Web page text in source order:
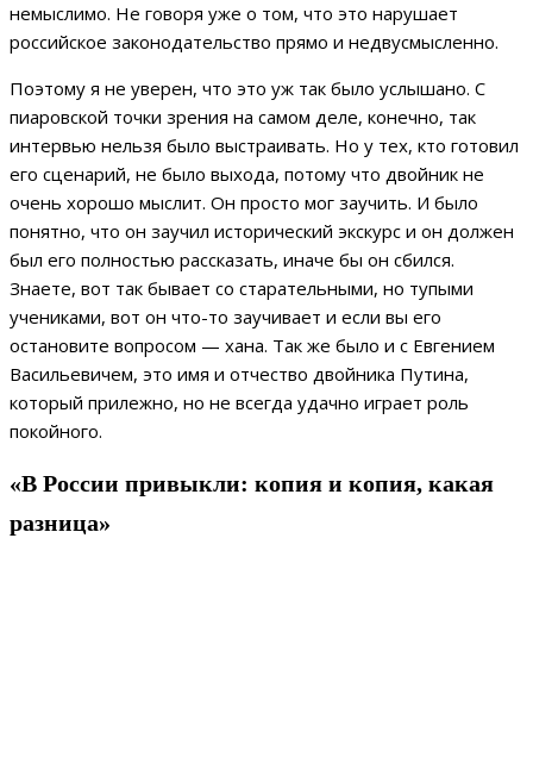
немыслимо. Не говоря уже о том, что это нарушает
российское законодательство прямо и недвусмысленно.
Поэтому я не уверен, что это уж так было услышано. С
пиаровской точки зрения на самом деле, конечно, так
интервью нельзя было выстраивать. Но у тех, кто готовил
его сценарий, не было выхода, потому что двойник не
очень хорошо мыслит. Он просто мог заучить. И было
понятно, что он заучил исторический экскурс и он должен
был его полностью рассказать, иначе бы он сбился.
Знаете, вот так бывает со старательными, но тупыми
учениками, вот он что-то заучивает и если вы его
остановите вопросом — хана. Так же было и с Евгением
Васильевичем, это имя и отчество двойника Путина,
который прилежно, но не всегда удачно играет роль
покойного.
«В России привыкли: копия и копия, какая
разница»